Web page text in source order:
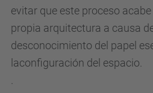
evitar que este proceso
propia arquitectura a causa
desconocimiento del papel
laconfiguración del espacio.